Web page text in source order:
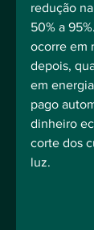
redução
50% a
ocorre em
depois,
em
pago
dinheiro
corte dos
luz.